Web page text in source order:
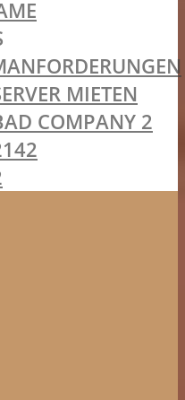
MIETEN
COMPANY 2